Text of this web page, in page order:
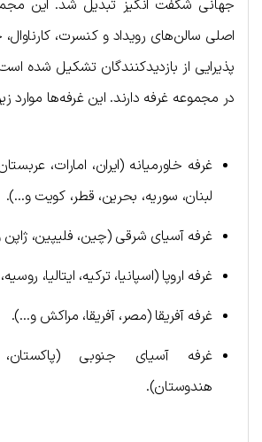
جهانی شگفت انگیز تبدیل شد. این
اصلی سالن‌های رویداد و کنسرت‌،
پذیرایی از بازدیدکنندگان تشکیل شده
در مجموعه غرفه دارند. این غرفه‌ها موارد
غرفه خاورمیانه (ایران، امارات،
لبنان، سوریه، بحرین، قطر، کویت و…).
غرفه آسیای شرقی (چین، فلیپین،
غرفه اروپا (اسپانیا، ترکیه، ایتالیا،
غرفه آفریقا (مصر، آفریقا، مراکش و…).
غرفه آسیای جنوبی (پاکستان،
هندوستان).